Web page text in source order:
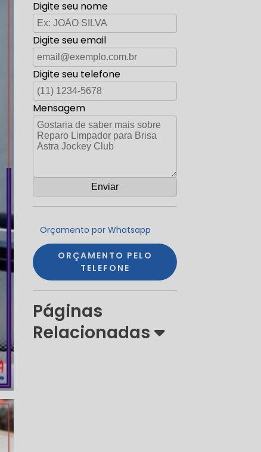
Digite seu nome
Digite seu email
Digite seu telefone
Mensagem
Orçamento por Whatsapp
ORÇAMENTO PELO
TELEFONE
Páginas
Relacionadas